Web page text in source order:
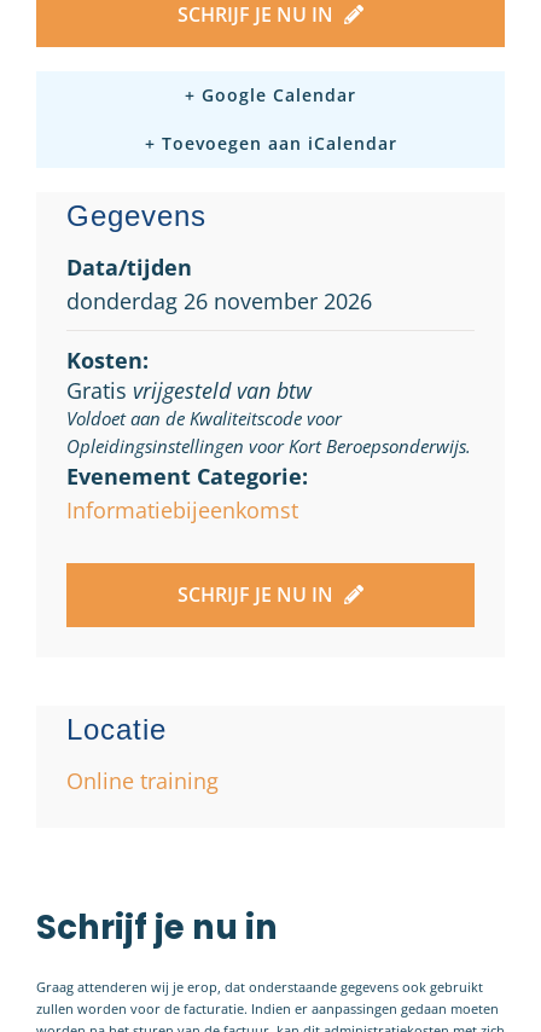
SCHRIJF JE NU IN
+ Google Calendar
+ Toevoegen aan iCalendar
Gegevens
Data/tijden
donderdag 26 november 2026
Kosten:
Gratis vrijgesteld van btw
Voldoet aan de Kwaliteitscode voor
Opleidingsinstellingen voor Kort Beroepsonderwijs.
Evenement Categorie:
Informatiebijeenkomst
SCHRIJF JE NU IN
Locatie
Online training
Schrijf je nu in
Graag attenderen wij je erop, dat onderstaande gegevens ook gebruikt
zullen worden voor de facturatie. Indien er aanpassingen gedaan moeten